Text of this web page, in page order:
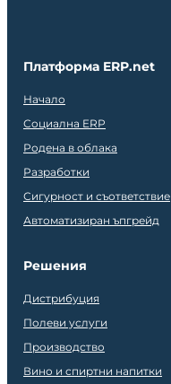
Платформа ERP.net
Начало
Социална ERP
Родена в облака
Разработки
Сигурност и съответствие
Автоматизиран ъпгрейд
Решения
Дистрибуция
Полеви услуги
Производство
Вино и спиртни напитки